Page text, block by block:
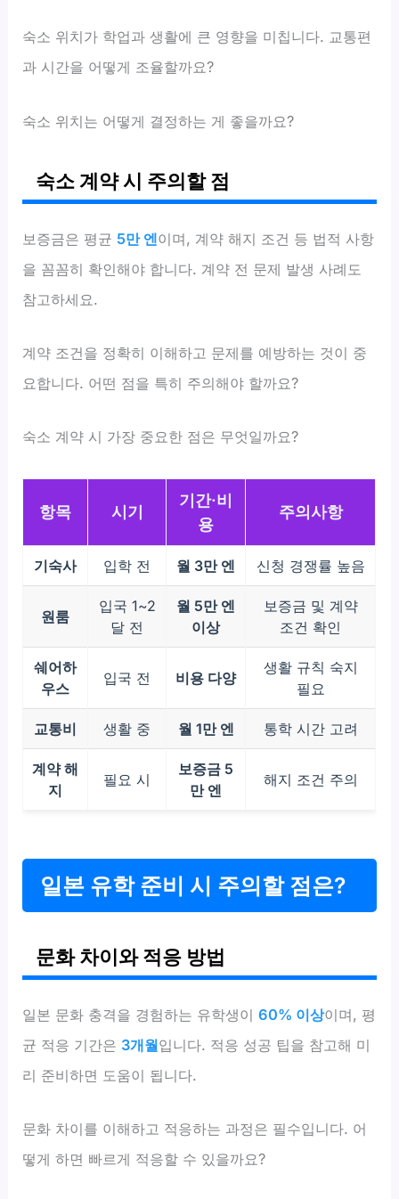
숙소 위치가 학업과 생활에 큰 영향을 미칩니다. 교통편
과 시간을 어떻게 조율할까요?
숙소 위치는 어떻게 결정하는 게 좋을까요?
숙소 계약 시 주의할 점
보증금은 평균 5만 엔이며, 계약 해지 조건 등 법적 사항
을 꼼꼼히 확인해야 합니다. 계약 전 문제 발생 사례도
참고하세요.
계약 조건을 정확히 이해하고 문제를 예방하는 것이 중
요합니다. 어떤 점을 특히 주의해야 할까요?
숙소 계약 시 가장 중요한 점은 무엇일까요?
항목 시기
기간·비
용
주의사항
기숙사 입학 전 월 3만 엔 신청 경쟁률 높음
원룸
입국 1~2
달 전
월 5만 엔
이상
보증금 및 계약
조건 확인
쉐어하
우스
입국 전 비용 다양
생활 규칙 숙지
필요
교통비 생활 중 월 1만 엔 통학 시간 고려
계약 해
지
필요 시
보증금 5
만 엔
해지 조건 주의
일본 유학 준비 시 주의할 점은?
문화 차이와 적응 방법
일본 문화 충격을 경험하는 유학생이60% 이상이며, 평
균 적응 기간은 3개월입니다. 적응 성공 팁을 참고해 미
리 준비하면 도움이 됩니다.
문화 차이를 이해하고 적응하는 과정은 필수입니다. 어
떻게 하면 빠르게 적응할 수 있을까요?